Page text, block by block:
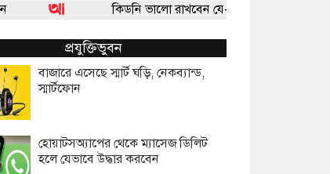
কিডনি ভালো রাখবেন যে-ভাবে : ডা. আহমেদ হাবীব আহসান
প্রযুক্তিভুবন
বাজারে এসেছে স্মার্ট ঘড়ি, নেকব্যান্ড,
স্মার্টফোন
হোয়াটসঅ্যাপের থেকে ম্যাসেজ ডিলিট
হলে যেভাবে উদ্ধার করবেন